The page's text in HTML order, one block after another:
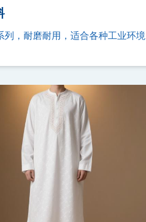
列，耐磨耐用，适合各种工业环境